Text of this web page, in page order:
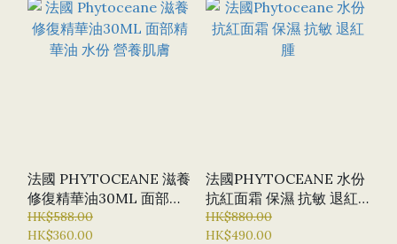
法國 PHYTOCEANE 滋養
修復精華油30ML 面部精
華油 水份 營養肌膚
HK$588.00
HK$360.00
法國PHYTOCEANE ⽔份
抗紅⾯霜 保濕 抗敏 退紅
腫
HK$880.00
HK$490.00